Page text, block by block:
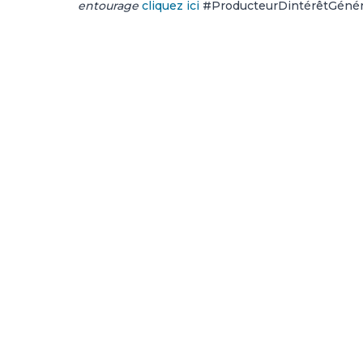
entourage cliquez ici